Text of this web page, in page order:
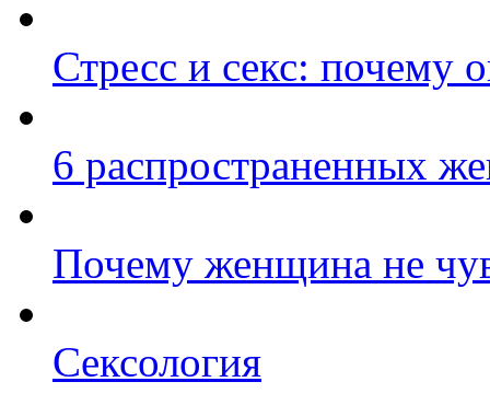
Стресс и секс: почему
6 распространенных
Почему женщина не
Сексология